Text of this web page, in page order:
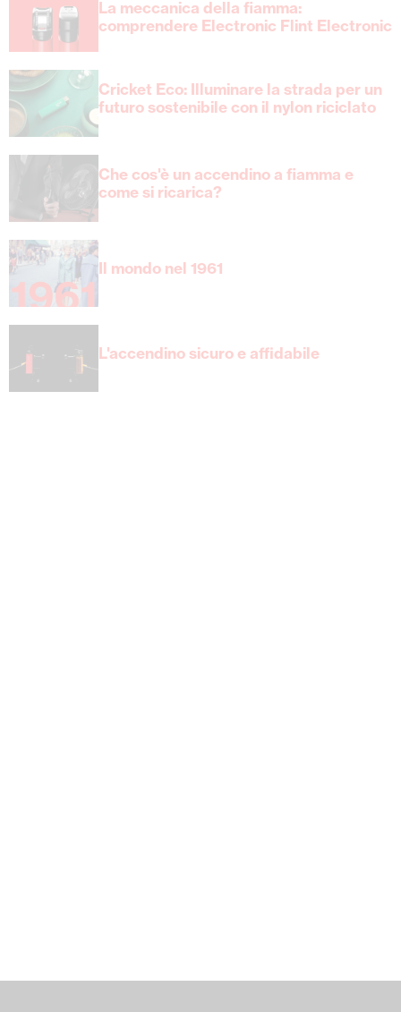
La meccanica della fiamma:
comprendere Electronic Flint Electronic
Cricket Eco: Illuminare la strada per un
futuro sostenibile con il nylon riciclato
Che cos'è un accendino a fiamma e
come si ricarica?
Il mondo nel 1961
L'accendino sicuro e affidabile